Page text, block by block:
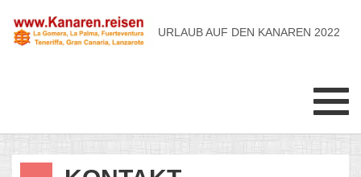
URLAUB AUF DEN KANAREN 2022